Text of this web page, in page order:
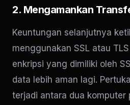
2. Mengamankan
Keuntungan selanjutnya
menggunakan SSL atau
enkripsi yang dimiliki oleh
data lebih aman lagi.
terjadi antara dua komputer